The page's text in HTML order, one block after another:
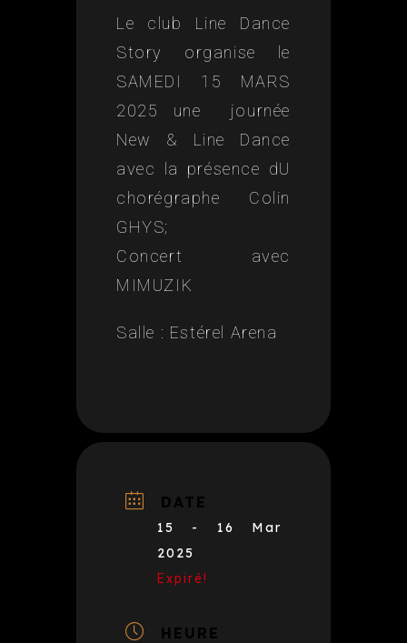
Le club Line Dance
Story organise le
SAMEDI 15 MARS
2025 une journée
New & Line Dance
avec la présence dU
chorégraphe Colin
GHYS;
Concert avec
MIMUZIK
Salle : Estérel Arena
DATE
15 - 16 Mar
2025
Expiré!
HEURE